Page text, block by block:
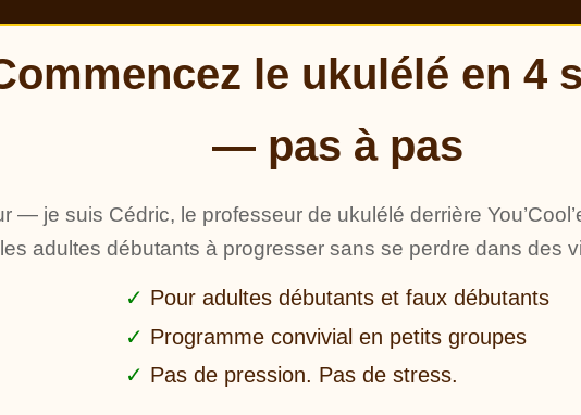
le ukulélé en 4
— pas à pas
— je suis Cédric, le professeur de ukulélé derrière
les adultes débutants à progresser sans se perdre dans des
Pour adultes débutants et faux débutants
Programme convivial en petits groupes
Pas de pression. Pas de stress.